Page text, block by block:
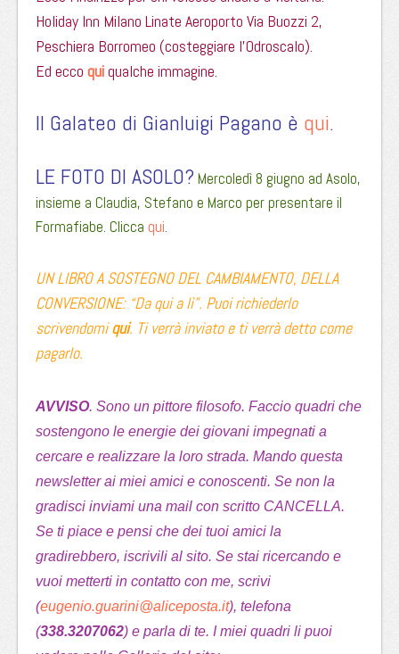
Holiday Inn Milano Linate Aeroporto Via Buozzi 2,
Peschiera Borromeo (costeggiare l’Odroscalo).
Ed ecco quiqualche immagine.
Il Galateo di Gianluigi Pagano è qui.
LE FOTO DI ASOLO? Mercoledì 8 giugno ad Asolo,
insieme a Claudia, Stefano e Marco per presentare il
Formafiabe. Clicca qui.
UN LIBRO A SOSTEGNO DEL CAMBIAMENTO, DELLA
CONVERSIONE: “Da qui a lì”. Puoi richiederlo
scrivendomiqui. Ti verrà inviato e ti verrà detto come
pagarlo.
AVVISO. Sono un pittore filosofo. Faccio quadri che
sostengono le energie dei giovani impegnati a
cercare e realizzare la loro strada. Mando questa
newsletter ai miei amici e conoscenti. Se non la
gradisci inviami una mail con scritto CANCELLA.
Se ti piace e pensi che dei tuoi amici la
gradirebbero, iscrivili al sito. Se stai ricercando e
vuoi metterti in contatto con me, scrivi
(eugenio.guarini@aliceposta.it), telefona
(338.3207062) e parla di te. I miei quadri li puoi